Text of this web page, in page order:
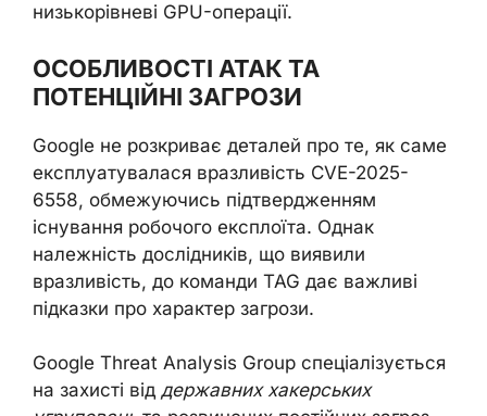
низькорівневі GPU-операції.
ОСОБЛИВОСТІ АТАК ТА
ПОТЕНЦІЙНІ ЗАГРОЗИ
Google не розкриває деталей про те, як саме
експлуатувалася вразливість CVE-2025-
6558, обмежуючись підтвердженням
існування робочого експлоїта. Однак
належність дослідників, що виявили
вразливість, до команди TAG дає важливі
підказки про характер загрози.
Google Threat Analysis Group спеціалізується
на захисті від державних хакерських